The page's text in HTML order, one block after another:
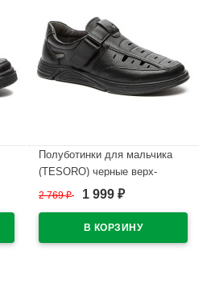
Полуботинки для мальчика
(TESORO) черные верх-
искусственная кожа
натуральная кожа артикул
138663/12-01
2 769₽ 1 999 ₽